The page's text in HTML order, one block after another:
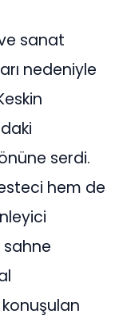
sanat
nedeniyle
serdi.
hem de
sahne